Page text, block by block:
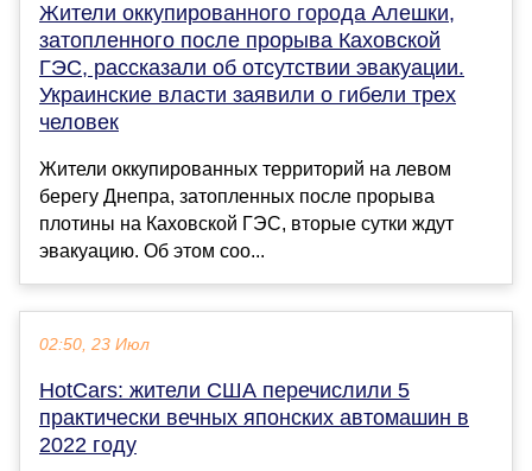
Жители оккупированного города Алешки,
затопленного после прорыва Каховской
ГЭС, рассказали об отсутствии эвакуации.
Украинские власти заявили о гибели трех
человек
Жители оккупированных территорий на левом
берегу Днепра, затопленных после прорыва
плотины на Каховской ГЭС, вторые сутки ждут
эвакуацию. Об этом соо...
02:50, 23 Июл
HotCars: жители США перечислили 5
практически вечных японских автомашин в
2022 году